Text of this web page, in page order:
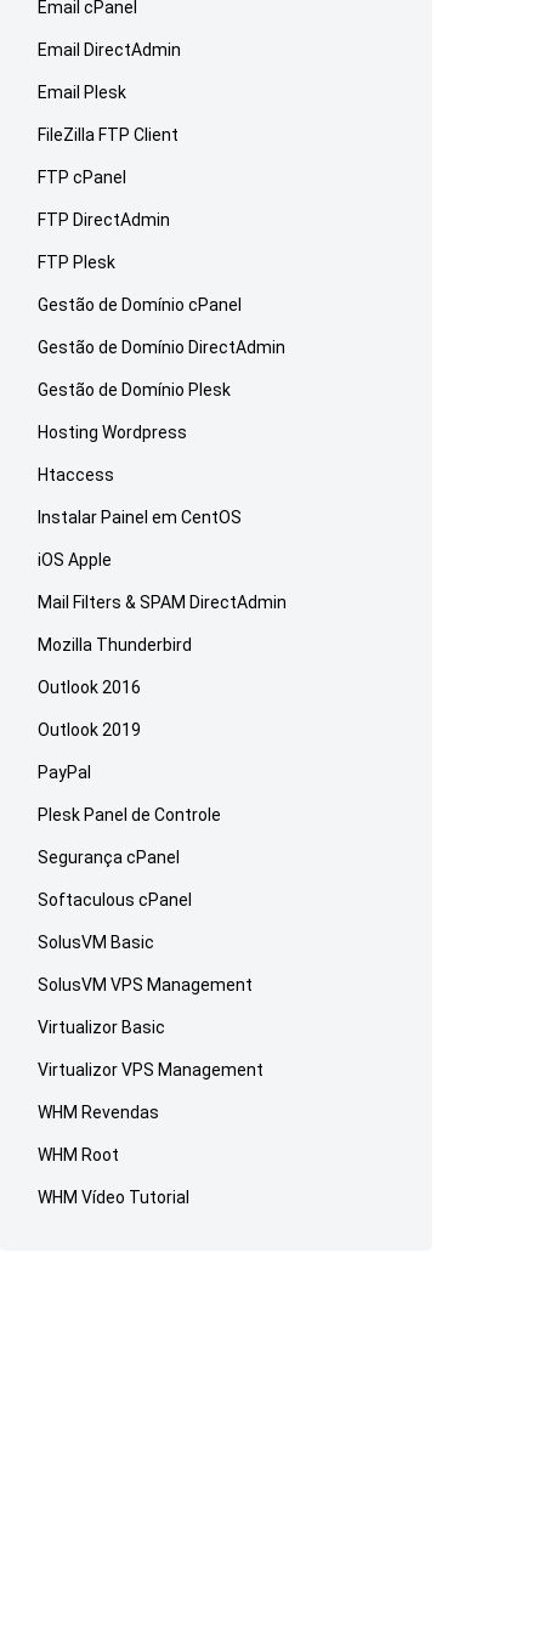
Email cPanel
Email DirectAdmin
Email Plesk
FileZilla FTP Client
FTP cPanel
FTP DirectAdmin
FTP Plesk
Gestão de Domínio cPanel
Gestão de Domínio DirectAdmin
Gestão de Domínio Plesk
Hosting Wordpress
Htaccess
Instalar Painel em CentOS
iOS Apple
Mail Filters & SPAM DirectAdmin
Mozilla Thunderbird
Outlook 2016
Outlook 2019
PayPal
Plesk Panel de Controle
Segurança cPanel
Softaculous cPanel
SolusVM Basic
SolusVM VPS Management
Virtualizor Basic
Virtualizor VPS Management
WHM Revendas
WHM Root
WHM Vídeo Tutorial